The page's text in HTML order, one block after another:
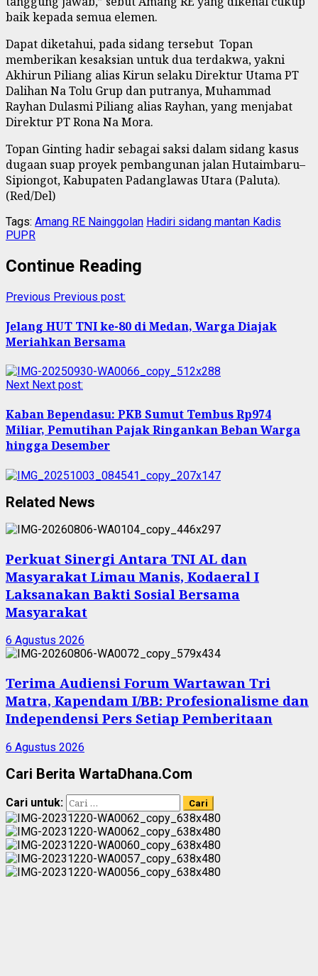
baik kepada semua elemen.
Dapat diketahui, pada sidang tersebut Topan
memberikan kesaksian untuk dua terdakwa, yakni
Akhirun Piliang alias Kirun selaku Direktur Utama PT
Dalihan Na Tolu Grup dan putranya, Muhammad
Rayhan Dulasmi Piliang alias Rayhan, yang menjabat
Direktur PT Rona Na Mora.
Topan Ginting hadir sebagai saksi dalam sidang kasus
dugaan suap proyek pembangunan jalan Hutaimbaru–
Sipiongot, Kabupaten Padanglawas Utara (Paluta).
(Red/Del)
Tags: Amang RE Nainggolan Hadiri sidang mantan Kadis
PUPR
Continue Reading
Previous Previous post:
Jelang HUT TNI ke-80 di Medan, Warga Diajak
Meriahkan Bersama
Next Next post:
Kaban Bependasu: PKB Sumut Tembus Rp974
Miliar, Pemutihan Pajak Ringankan Beban Warga
hingga Desember
Related News
Perkuat Sinergi Antara TNI AL dan
Masyarakat Limau Manis, Kodaeral I
Laksanakan Bakti Sosial Bersama
Masyarakat
6 Agustus 2026
Terima Audiensi Forum Wartawan Tri
Matra, Kapendam I/BB: Profesionalisme dan
Independensi Pers Setiap Pemberitaan
6 Agustus 2026
Cari Berita WartaDhana.Com
Cari untuk: